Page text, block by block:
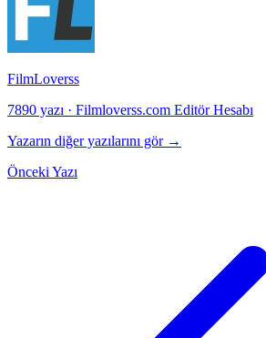
FilmLoverss
7890 yazı · Filmloverss.com Editör Hesabı
Yazarın diğer yazılarını gör →
Önceki Yazı